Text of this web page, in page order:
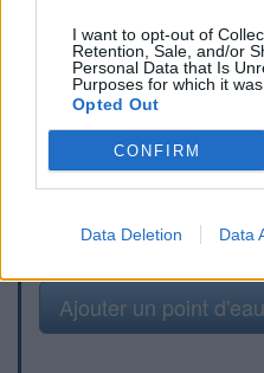
I want to opt-out of
Retention, Sale, and/or
Personal Data that Is
Purposes for which it was
Opted Out
CONFIRM
Data Deletion Data
Signaler une erreur
Ajouter un point d'eau